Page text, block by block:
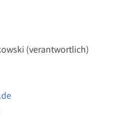
(verantwortlich)